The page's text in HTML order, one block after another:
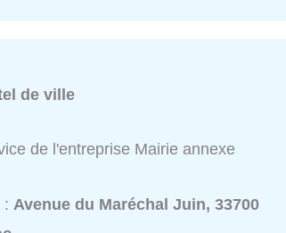
de ville
de l'entreprise Mairie annexe
:Avenue du Maréchal Juin, 33700